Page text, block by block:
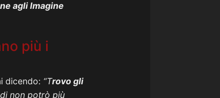
agli Imagine
più i
dicendo: “Trovo gli
non potrò più